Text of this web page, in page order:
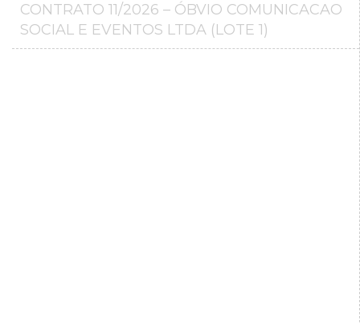
CONTRATO 11/2026 – ÓBVIO COMUNICACAO
SOCIAL E EVENTOS LTDA (LOTE 1)